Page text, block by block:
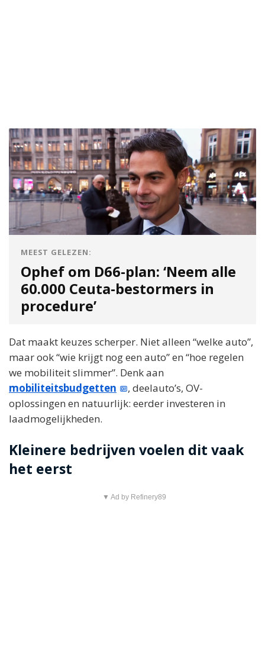
MEEST GELEZEN:
Ophef om D66-plan: ‘Neem alle
60.000 Ceuta-bestormers in
procedure’
Dat maakt keuzes scherper. Niet alleen “welke auto”,
maar ook “wie krijgt nog een auto” en “hoe regelen
we mobiliteit slimmer”. Denk aan
mobiliteitsbudgetten
, deelauto’s, OV-
oplossingen en natuurlijk: eerder investeren in
laadmogelijkheden.
Kleinere bedrijven voelen dit vaak
het eerst
▼ Ad by Refinery89